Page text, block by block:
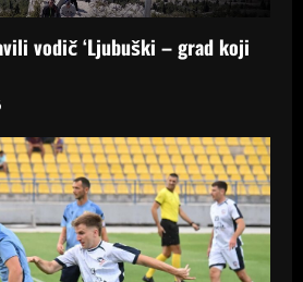
vodič ‘Ljubuški – grad koji